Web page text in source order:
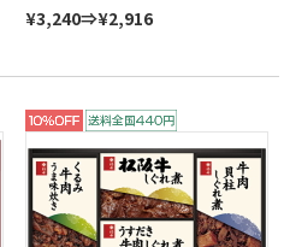
¥3,240⇒¥2,916